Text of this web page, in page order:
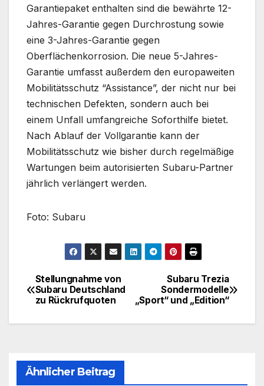
Garantiepaket enthalten sind die bewährte 12-
Jahres-Garantie gegen Durchrostung sowie
eine 3-Jahres-Garantie gegen
Oberflächenkorrosion. Die neue 5-Jahres-
Garantie umfasst außerdem den europaweiten
Mobilitätsschutz “Assistance”, der nicht nur bei
technischen Defekten, sondern auch bei
einem Unfall umfangreiche Soforthilfe bietet.
Nach Ablauf der Vollgarantie kann der
Mobilitätsschutz wie bisher durch regelmäßige
Wartungen beim autorisierten Subaru-Partner
jährlich verlängert werden.
Foto: Subaru
BeitragsnavigationSubaru Trezia
Sondermodelle
„Sport“ und „Edition“
Stellungnahme von
Subaru Deutschland
zu Rückrufquoten
Ähnlicher Beitrag